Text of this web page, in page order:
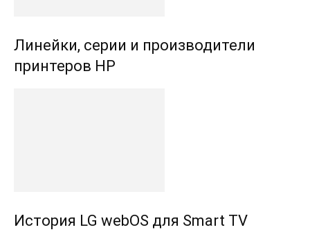
Линейки, серии и производители
принтеров HP
История LG webOS для Smart TV